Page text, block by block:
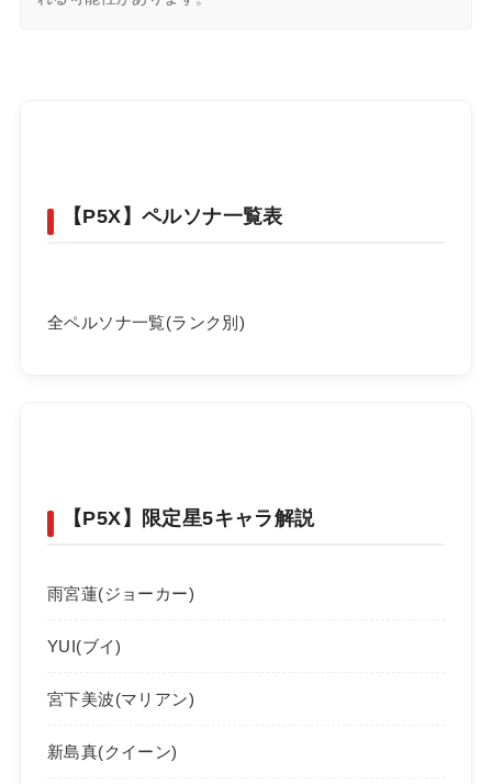
【P5X】ペルソナ一覧表
全ペルソナ一覧(ランク別)
【P5X】限定星5キャラ解説
雨宮蓮(ジョーカー)
YUI(ブイ)
宮下美波(マリアン)
新島真(クイーン)